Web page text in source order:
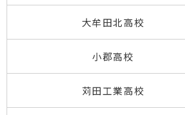
大牟田北高校
小郡高校
苅田工業高校